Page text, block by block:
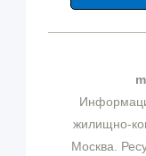
жилищно-
Москва.